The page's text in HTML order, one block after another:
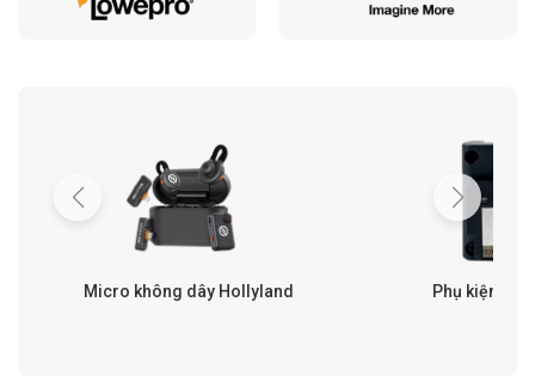
Micro không dây Hollyland Phụ kiện